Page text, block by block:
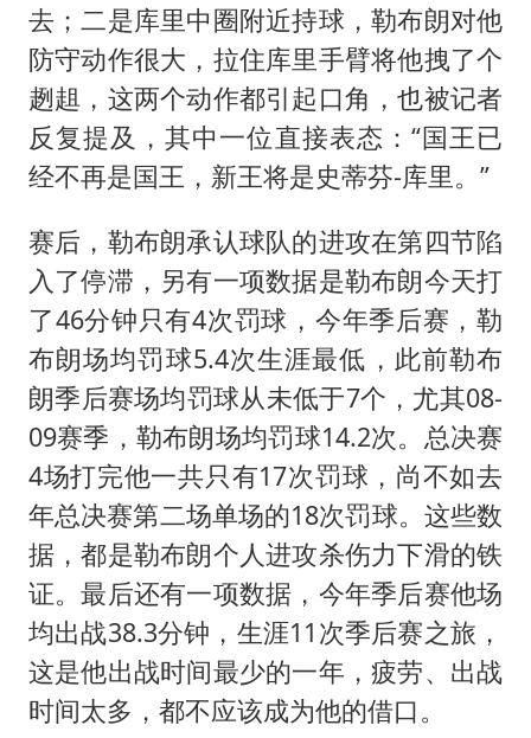
去；二是库里中圈附近持球，勒布朗对他
防守动作很大，拉住库里手臂将他拽了个
趔趄，这两个动作都引起口角，也被记者
反复提及，其中一位直接表态：“国王已
经不再是国王，新王将是史蒂芬-库里。”
赛后，勒布朗承认球队的进攻在第四节陷
入了停滞，另有一项数据是勒布朗今天打
了46分钟只有4次罚球，今年季后赛，勒
布朗场均罚球5.4次生涯最低，此前勒布
朗季后赛场均罚球从未低于7个，尤其08-
09赛季，勒布朗场均罚球14.2次。总决赛
4场打完他一共只有17次罚球，尚不如去
年总决赛第二场单场的18次罚球。这些数
据，都是勒布朗个人进攻杀伤力下滑的铁
证。最后还有一项数据，今年季后赛他场
均出战38.3分钟，生涯11次季后赛之旅，
这是他出战时间最少的一年，疲劳、出战
时间太多，都不应该成为他的借口。